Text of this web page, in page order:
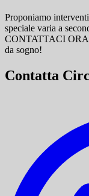
Proponiamo
speciale varia a
CONTATTACI ORA
da sogno!
Contatta